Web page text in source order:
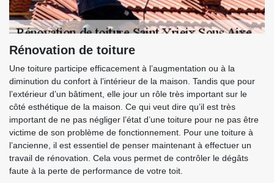
Rénovation de toiture
Une toiture participe efficacement à l’augmentation ou à la
diminution du confort à l’intérieur de la maison. Tandis que pour
l’extérieur d’un bâtiment, elle jour un rôle très important sur le
côté esthétique de la maison. Ce qui veut dire qu’il est très
important de ne pas négliger l’état d’une toiture pour ne pas être
victime de son problème de fonctionnement. Pour une toiture à
l’ancienne, il est essentiel de penser maintenant à effectuer un
travail de rénovation. Cela vous permet de contrôler le dégâts
faute à la perte de performance de votre toit.